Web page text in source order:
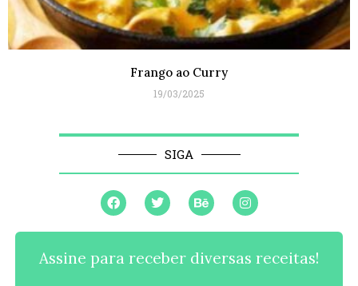
Frango ao Curry
19/03/2025
SIGA
Assine para receber diversas receitas!